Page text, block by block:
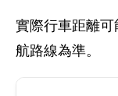
實際行車距離
航路線為準。